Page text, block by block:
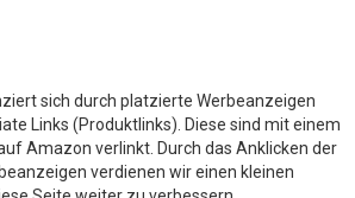
sich durch platzierte Werbeanzeigen
Links (Produktlinks). Diese sind mit einem
Amazon verlinkt. Durch das Anklicken der
verdienen wir einen kleinen